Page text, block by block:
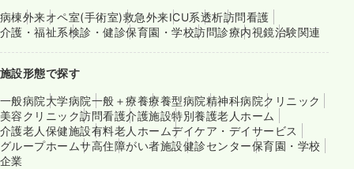
病棟外来オペ室(手術室)救急外来ICU系透析訪問看護
介護・福祉系検診・健診保育園・学校訪問診療内視鏡治験関連
施設形態で探す
一般病院大学病院一般＋療養療養型病院精神科病院クリニック
美容クリニック訪問看護介護施設特別養護老人ホーム
介護老人保健施設有料老人ホームデイケア・デイサービス
グループホームサ高住障がい者施設健診センター保育園・学校
企業